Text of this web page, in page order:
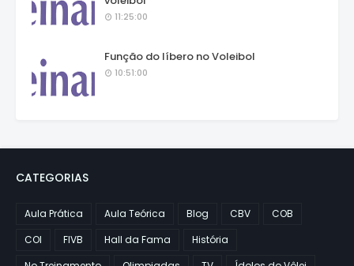
11:25:00
Função do líbero no Voleibol
10:51:00
CATEGORIAS
Aula Prática Aula Teórica Blog CBV
COB
COI
FIVB Hall da Fama
História